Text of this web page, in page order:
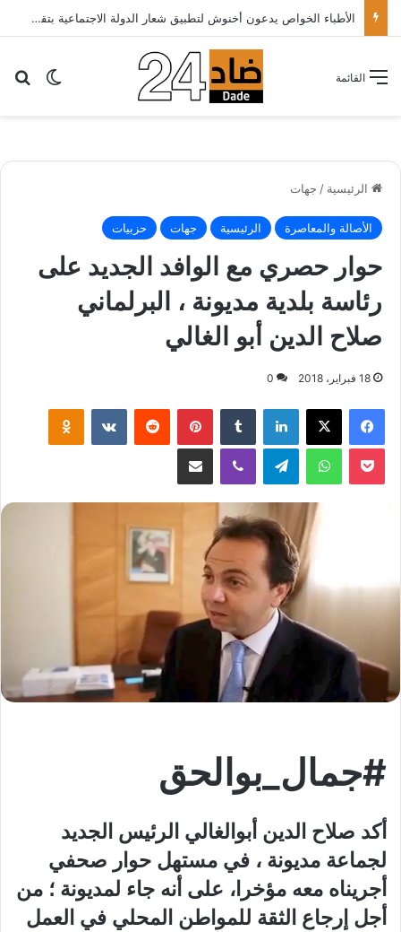
الأطباء الخواص يدعون أخنوش لتطبيق شعار الدولة الاجتماعية بتقليص كلفة العلاج على المرضى…
الوضع القائمة
الرئيسية / جهات
الأصالة والمعاصرة الرئيسية جهات حزبيات
حوار حصري مع الوافد الجديد على
رئاسة بلدية مديونة ، البرلماني
صلاح الدين أبو الغالي
18 فبراير، 2018 0
لينكدإن بينتيريست
واتساب
#جمال_بوالحق
أكد صلاح الدين أبوالغالي الرئيس الجديد
لجماعة مديونة ، في مستهل حوار صحفي
أجريناه معه مؤخرا، على أنه جاء لمديونة ؛ من
أجل إرجاع الثقة للمواطن المحلي في العمل